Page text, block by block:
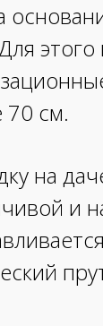
70 см.
на